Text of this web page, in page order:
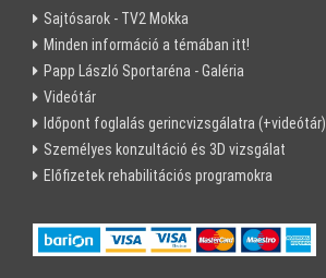
Sajtósarok - TV2 Mokka
Minden információ a témában itt!
Papp László Sportaréna - Galéria
Videótár
Időpont foglalás gerincvizsgálatra (+videótár)
Személyes konzultáció és 3D vizsgálat
Előfizetek rehabilitációs programokra